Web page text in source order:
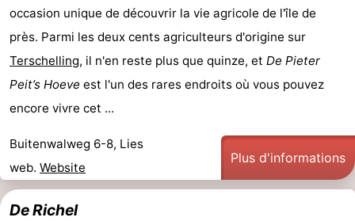
occasion unique de découvrir la vie agricole de l'île de
près. Parmi les deux cents agriculteurs d'origine sur
Terschelling, il n'en reste plus que quinze, et De Pieter
Peit’s Hoeve est l'un des rares endroits où vous pouvez
encore vivre cet ...
Buitenwalweg 6-8, Lies
web. Website
Plus d'informations
De Richel